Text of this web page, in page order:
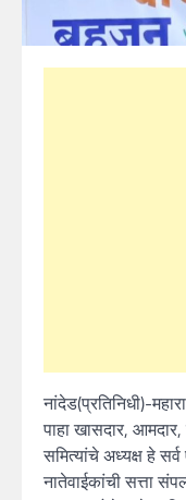
नांदेड(प्रतिनिधी)-
पाहा खासदार, आमदार,
समित्यांचे अध्यक्ष हे
नातेवाईकांची सत्ता